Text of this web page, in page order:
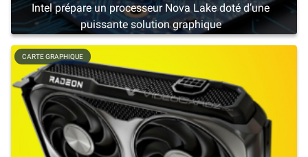
Intel prépare un processeur Nova Lake doté d’une
puissante solution graphique
CARTE GRAPHIQUE